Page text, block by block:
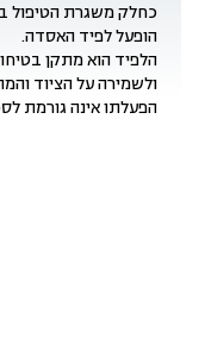
כחלק משגרת הטיפול
הופעל לפיד האסדה.
הלפיד הוא מתקן
ולשמירה על הציוד
הפעלתו אינה גורמת